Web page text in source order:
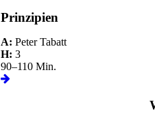
Prinzipien
A: Peter Tabatt
H: 3
90–110 Min.